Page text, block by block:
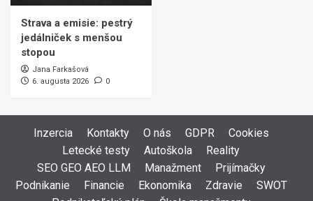
Strava a emisie: pestrý
jedálniček s menšou
stopou
Jana Farkašová
6. augusta 2026
0
Inzercia Kontakty O nás GDPR
Cookies
Letecké testy
Autoškola
Reality
SEO GEO AEO LLM
Manažment
Prijímačky
Podnikanie
Financie Ekonomika Zdravie
SWOT